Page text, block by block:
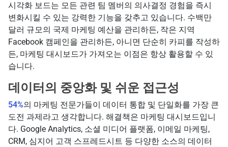
시각화 보드는 모든 관련 팀 멤버의 의사결정 경험을 즉시
변화시킬 수 있는 강력한 기능을 갖추고 있습니다. 수백만
달러 규모의 국제 마케팅 예산을 관리하든, 작은 지역
Facebook 캠페인을 관리하든, 아니면 단순히 카피를 작성하
든, 마케팅 대시보드가 가져오는 이점은 항상 활용할 수 있
습니다.
데이터의 중앙화 및 쉬운 접근성
54%의 마케팅 전문가들이 데이터 통합 및 단일화를 가장 큰
도전 과제라고 생각합니다. 해결책은 마케팅 대시보드입니
다. Google Analytics, 소셜 미디어 플랫폼, 이메일 마케팅,
CRM, 심지어 고객 스프레드시트 등 다양한 소스의 데이터